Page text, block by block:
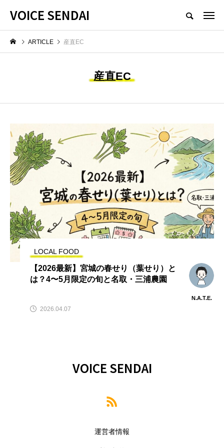
VOICE SENDAI
ARTICLE 産直EC
産直EC
LOCAL FOOD
【2026最新】宮城の春せり（葉せり）と
は？4〜5月限定の旬と名取・三浦農園
N.A.T.E.
2026.04.07
VOICE SENDAI
運営者情報